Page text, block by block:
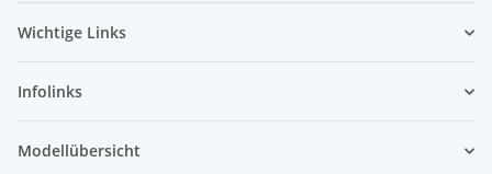
Wichtige Links
Infolinks
Modellübersicht